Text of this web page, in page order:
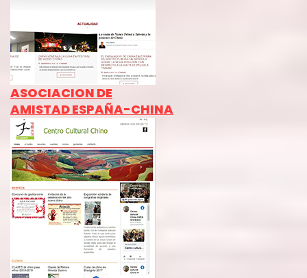
ASOCIACION DE
AMISTAD ESPAÑA-CHINA